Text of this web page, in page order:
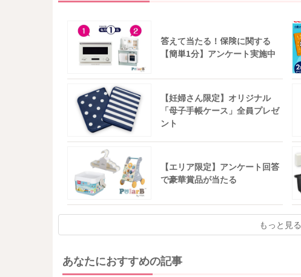
答えて当たる！保険に関する
【簡単1分】アンケート実施中
【妊婦さん限定】オリジナル
「母子手帳ケース」全員プレゼ
ント
【エリア限定】アンケート回答
で豪華賞品が当たる
もっと見る
あなたにおすすめの記事